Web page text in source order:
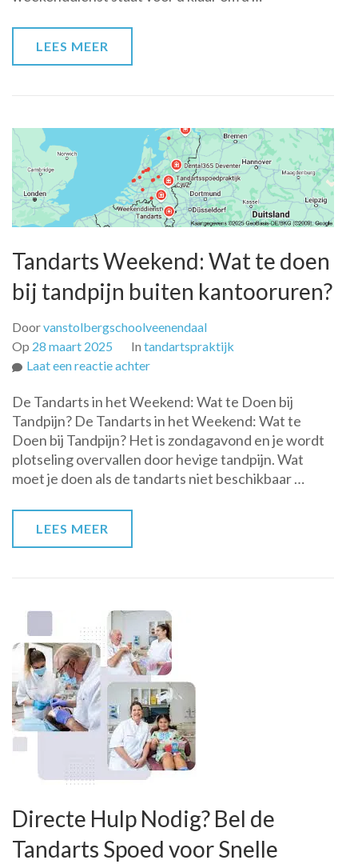
LEES MEER
Tandarts Weekend: Wat te doen
bij tandpijn buiten kantooruren?
Doorvanstolbergschoolveenendaal
Op 28 maart 2025 In tandartspraktijk
Laat een reactie achterop
Weekend:
Wat
te
doen
bij
De Tandarts in het Weekend: Wat te Doen bij
Tandpijn? De Tandarts in het Weekend: Wat te
Doen bij Tandpijn? Het is zondagavond en je wordt
plotseling overvallen door hevige tandpijn. Wat
moet je doen als de tandarts niet beschikbaar …
LEES MEER
Directe Hulp Nodig? Bel de
Tandarts Spoed voor Snelle